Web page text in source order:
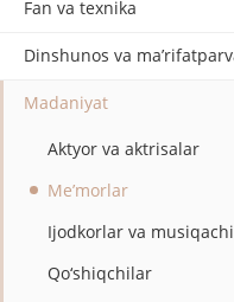
Fan va texnika
Dinshunos va
Madaniyat
Aktyor va aktrisalar
Me’morlar
Ijodkorlar va
Qo‘shiqchilar